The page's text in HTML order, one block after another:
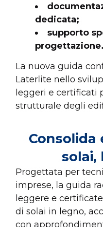
dedicata;
supporto
progettazione.
La nuova guida
Laterlite nello
leggeri e certificati
strutturale degli
Consolida
solai,
Progettata per
imprese, la guida
leggere e
di solai in legno,
con